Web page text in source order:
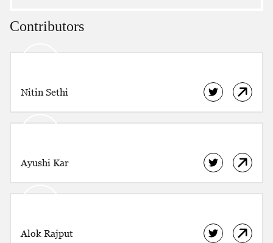
Institute for the Study of Journalism, University
of Oxford. He has presented his research at
International Journalism Festival in Italy, at the
Contributors
Nitin Sethi
Ayushi Kar
Alok Rajput